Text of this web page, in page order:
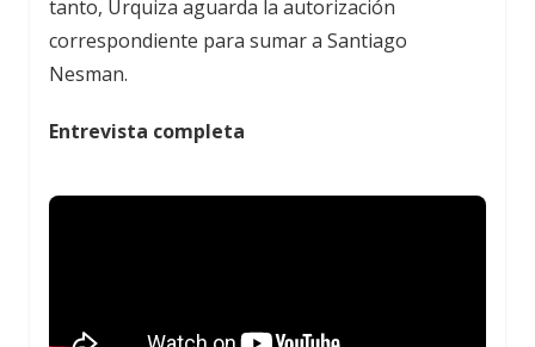
tanto, Urquiza aguarda la autorización
correspondiente para sumar a Santiago
Nesman.
Entrevista completa